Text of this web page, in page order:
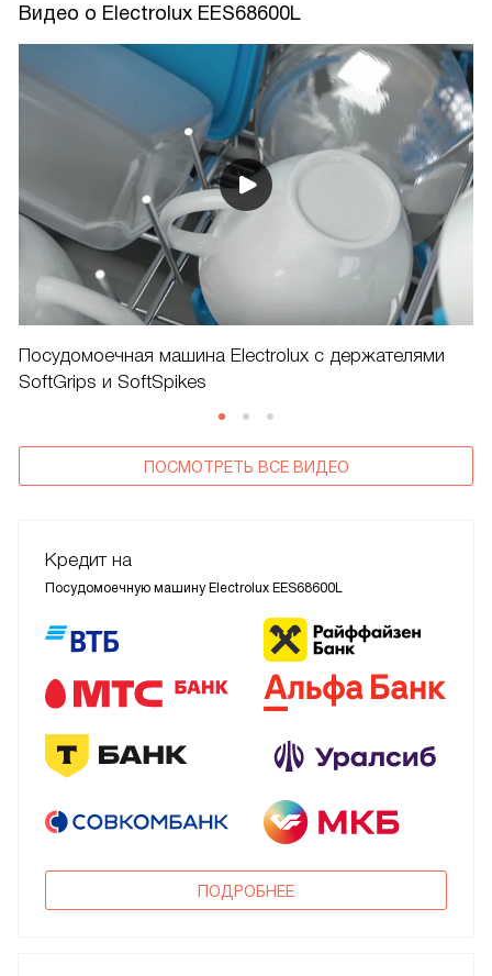
Видео о Electrolux EES68600L
Посудомоечная машина Electrolux с держателями
SoftGrips и SoftSpikes
ПОСМОТРЕТЬ ВСЕ ВИДЕО
Кредит на
Посудомоечную машину Electrolux EES68600L
ПОДРОБНЕЕ